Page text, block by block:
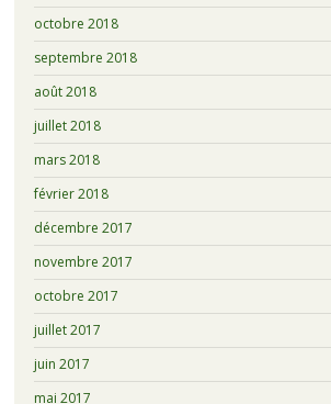
octobre 2018
septembre 2018
août 2018
juillet 2018
mars 2018
février 2018
décembre 2017
novembre 2017
octobre 2017
juillet 2017
juin 2017
mai 2017